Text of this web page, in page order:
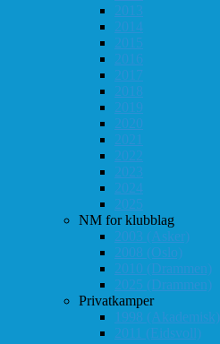
2013
2014
2015
2016
2017
2018
2019
2020
2021
2022
2023
2024
2025
NM for klubblag
2003 (Asker)
2008 (Oslo)
2010 (Drammen)
2025 (Drammen)
Privatkamper
1998 (Akademisk)
2011 (Eidsvoll)